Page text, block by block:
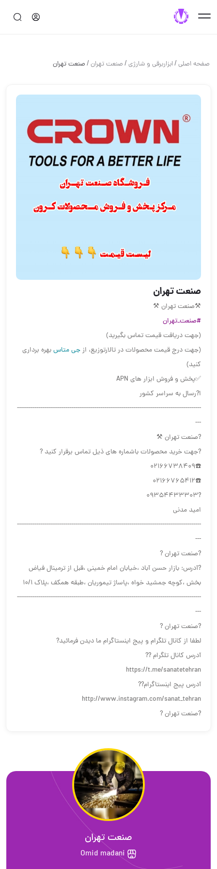
صفحه اصلی/ابزاربرقی و شارژی/صنعت تهران/صنعت تهران
صنعت تهران
⚒صنعت تهران ⚒
#صنعت_تهران
(جهت دریافت قیمت تماس بگیرید)
(جهت درج قیمت محصولات در تالارتوزیع، ازجی متاسبهره برداری
کنید)
✅پخش و فروش ابزار های APN
ا?رسال به سراسر کشور
-----------------------------------------------------------------------------------------------
---
?صنعت تهران ⚒
?جهت خرید محصولات باشماره های ذیل تماس برقرار کنید ?
☎️02166738409
☎️02166765412
?09354433303
امید مدنی
-----------------------------------------------------------------------------------------------
---
?صنعت تهران ?
?آدرس: بازار حسن آباد ،خیابان امام خمینی ،قبل از ترمینال فیاض
بخش ،کوچه جمشید خواه ،پاساژ تیموریان ،طبقه همکف ،پلاک ۱۰/۱
-----------------------------------------------------------------------------------------------
---
?صنعت تهران ?
لطفا از کانال تلگرام و پیج اینستاگرام ما دیدن فرمائید?
آدرس کانال تلگرام ??
https://t.me/sanatetehran
آدرس پیج اینستاگرام??
http://www.instagram.com/sanat_tehran
?صنعت تهران ?
صنعت تهران
Omid madani